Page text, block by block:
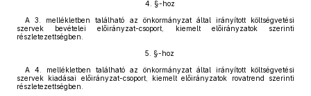
4. §-hoz
A 3. mellékletben található az önkormányzat által irányított költségvetési
szervek bevételei előirányzat-csoport, kiemelt előirányzatok szerinti
részletezettségben.
5. §-hoz
A 4. mellékletben található az önkormányzat által irányított költségvetési
szervek kiadásai előirányzat-csoport, kiemelt előirányzatok rovatrend szerinti
részletezettségben.